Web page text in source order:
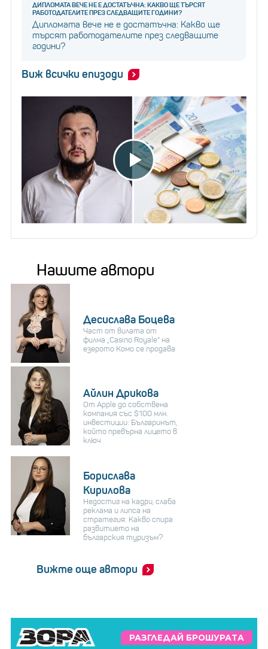
ДИПЛОМАТА ВЕЧЕ НЕ Е ДОСТАТЪЧНА: КАКВО ЩЕ ТЪРСЯТ
РАБОТОДАТЕЛИТЕ ПРЕЗ СЛЕДВАЩИТЕ ГОДИНИ?
Дипломата вече не е достатъчна: Какво ще
търсят работодателите през следващите
години?
Виж всички епизоди
Нашите автори
Десислава Боцева
Част от вилата от
филма „Casino Royale“ на
езерото Комо се продава
Айлин Дрикова
От Apple до собствена
компания със $100 млн.
инвестиции: Българинът,
който превърна лицето в
ключ
Борислава
Кирилова
Недостиг на кадри, слаба
реклама и липса на
стратегия: Какво спира
развитието на
българския туризъм?
Вижте още автори
РАЗГЛЕДАЙ БРОШУРАТА